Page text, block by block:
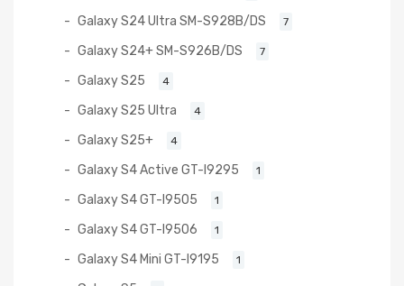
Galaxy S24 Ultra SM-S928B/DS 7
Galaxy S24+ SM-S926B/DS 7
Galaxy S25 4
Galaxy S25 Ultra 4
Galaxy S25+ 4
Galaxy S4 Active GT-I9295 1
Galaxy S4 GT-I9505 1
Galaxy S4 GT-I9506 1
Galaxy S4 Mini GT-I9195 1